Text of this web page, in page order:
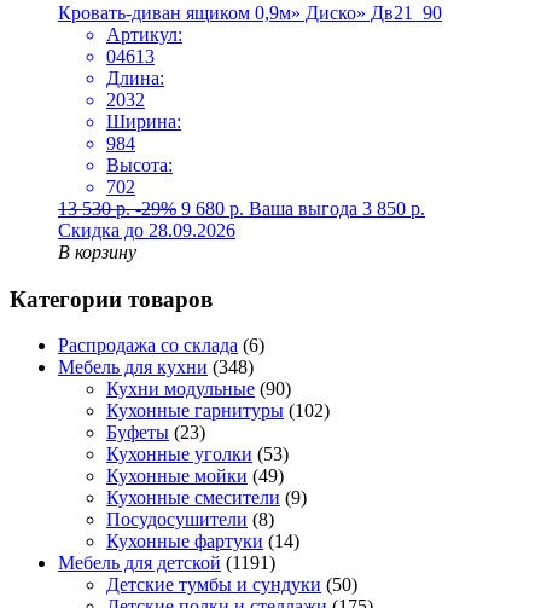
Кровать-диван ящиком 0,9м» Диско» Дв21_90
Артикул:
04613
Длина:
2032
Ширина:
984
Высота:
702
13 530р. -29% 9 680 р. Ваша выгода 3 850 р.
Скидка до 28.09.2026
В корзину
Категории товаров
Распродажа со склада (6)
Мебель для кухни (348)
Кухни модульные (90)
Кухонные гарнитуры (102)
Буфеты (23)
Кухонные уголки (53)
Кухонные мойки (49)
Кухонные смесители (9)
Посудосушители (8)
Кухонные фартуки (14)
Мебель для детской (1191)
Детские тумбы и сундуки (50)